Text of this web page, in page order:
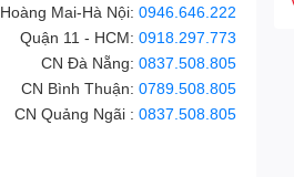
Hoàng Mai-Hà Nội:0946.646.222
Quận 11 - HCM:0918.297.773
CN Đà Nẵng:0837.508.805
CN Bình Thuận:0789.508.805
CN Quảng Ngãi :0837.508.805